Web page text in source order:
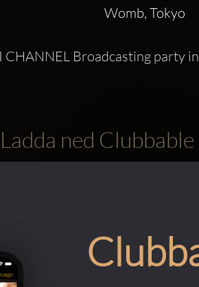
Womb, Tokyo
CHANNEL Broadcasting party
Ladda ned